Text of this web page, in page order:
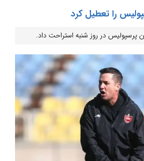
را تعطیل کرد
پرسپولیس در روز شنبه استراحت داد.